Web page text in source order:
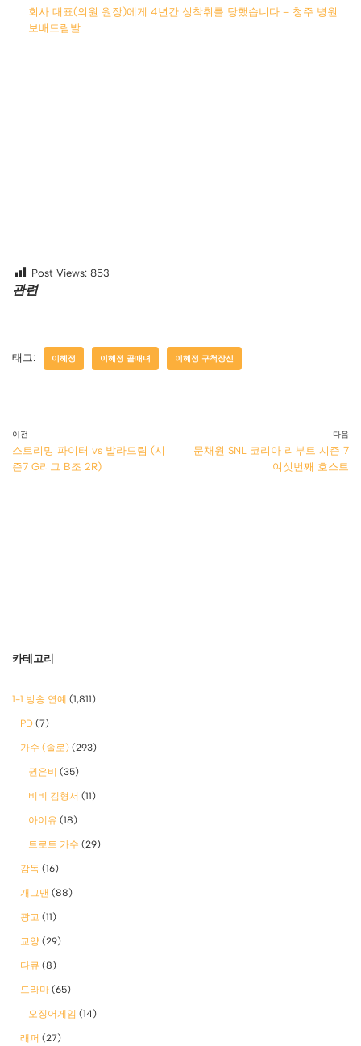
회사 대표(의원 원장)에게 4년간 성착취를 당했습니다 – 청주 병원
보배드림발
Post Views: 853
관련
태그: 이혜정 이혜정 골때녀 이혜정 구척장신
이전
스트리밍 파이터 vs 발라드림 (시
즌7 G리그 B조 2R)
다음
문채원 SNL 코리아 리부트 시즌 7
여섯번째 호스트
카테고리
1-1 방송 연예 (1,811)
PD (7)
가수 (솔로) (293)
권은비 (35)
비비 김형서 (11)
아이유 (18)
트로트 가수 (29)
감독 (16)
개그맨 (88)
광고 (11)
교양 (29)
다큐 (8)
드라마 (65)
오징어게임 (14)
래퍼 (27)